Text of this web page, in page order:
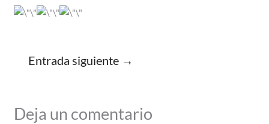
Entrada siguiente →
Deja un comentario